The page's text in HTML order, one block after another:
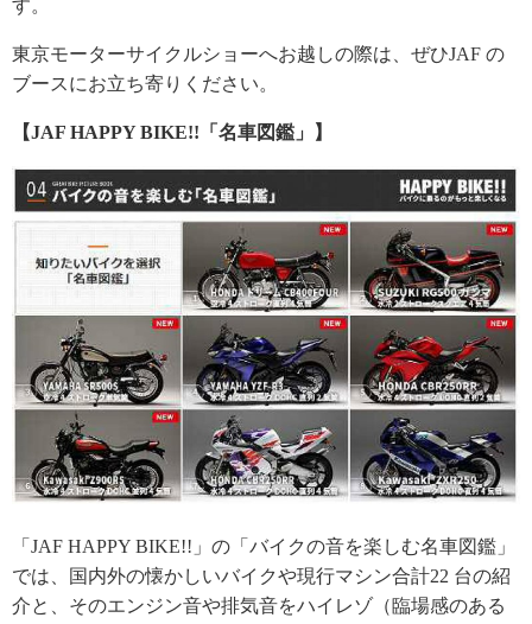
す。
東京モーターサイクルショーへお越しの際は、ぜひJAF の
ブースにお立ち寄りください。
【JAF HAPPY BIKE!!「名車図鑑」】
「JAF HAPPY BIKE!!」の「バイクの音を楽しむ名車図鑑」
では、国内外の懐かしいバイクや現行マシン合計22 台の紹
介と、そのエンジン音や排気音をハイレゾ（臨場感のある